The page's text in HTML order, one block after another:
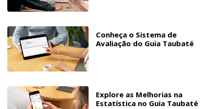
Conheça o Sistema de
Avaliação do Guia Taubaté
Explore as Melhorias na
Estatística no Guia Taubaté